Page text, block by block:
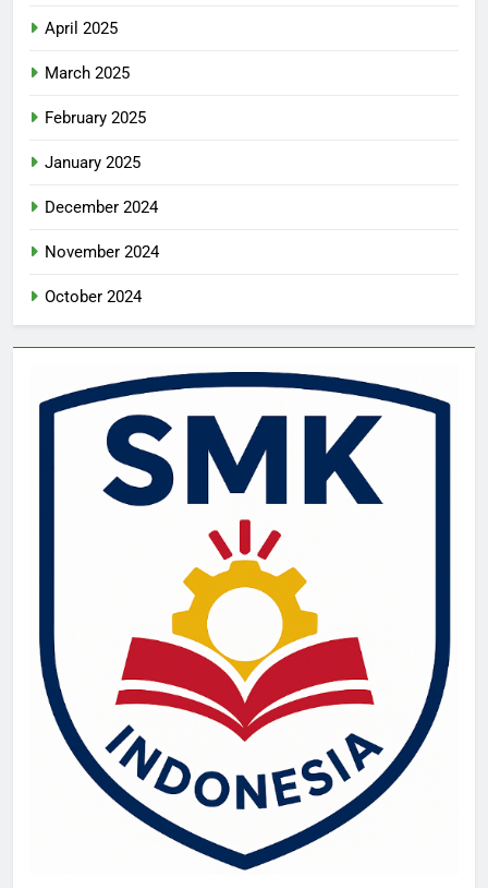
April 2025
March 2025
February 2025
January 2025
December 2024
November 2024
October 2024